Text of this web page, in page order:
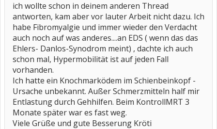
ich wollte schon in deinem anderen Thread
antworten, kam aber vor lauter Arbeit nicht dazu. Ich
habe Fibromyalgie und immer wieder den Verdacht
auch noch auf was anderes....an EDS ( wenn das das
Ehlers- Danlos-Synodrom meint) , dachte ich auch
schon mal, Hypermobilität ist auf jeden Fall
vorhanden.
Ich hatte ein Knochmarködem im Schienbeinkopf -
Ursache unbekannt. Außer Schmerzmitteln half mir
Entlastung durch Gehhilfen. Beim KontrollMRT 3
Monate später war es fast weg.
Viele Grüße und gute Besserung Kröti